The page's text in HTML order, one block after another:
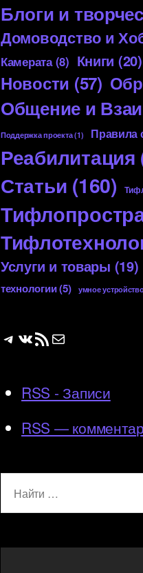
Блоги и
Домоводство и
Камерата(8) Книги (20)
Новости (57)
Общение и
Поддержка проекта(1) Правила
Реабилитация
Статьи (160)
Услуги и товары (19)
технологии(5) умное
Telegram
ВКонтакте
RSS-лентаПочта
RSS - Записи
RSS —